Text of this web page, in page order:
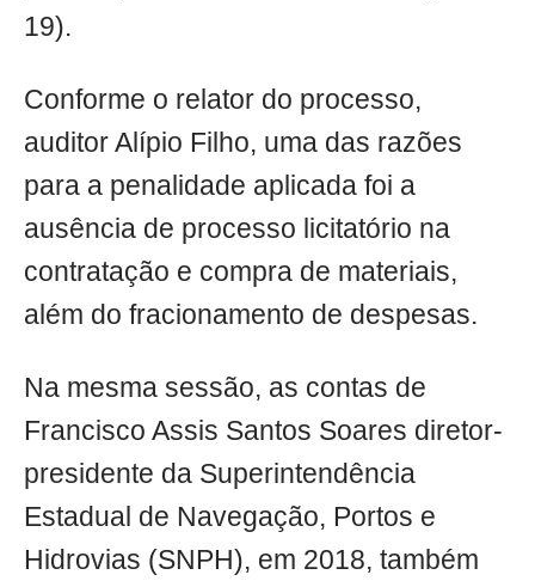
19).
Conforme o relator do processo,
auditor Alípio Filho, uma das razões
para a penalidade aplicada foi a
ausência de processo licitatório na
contratação e compra de materiais,
além do fracionamento de despesas.
Na mesma sessão, as contas de
Francisco Assis Santos Soares diretor-
presidente da Superintendência
Estadual de Navegação, Portos e
Hidrovias (SNPH), em 2018, também